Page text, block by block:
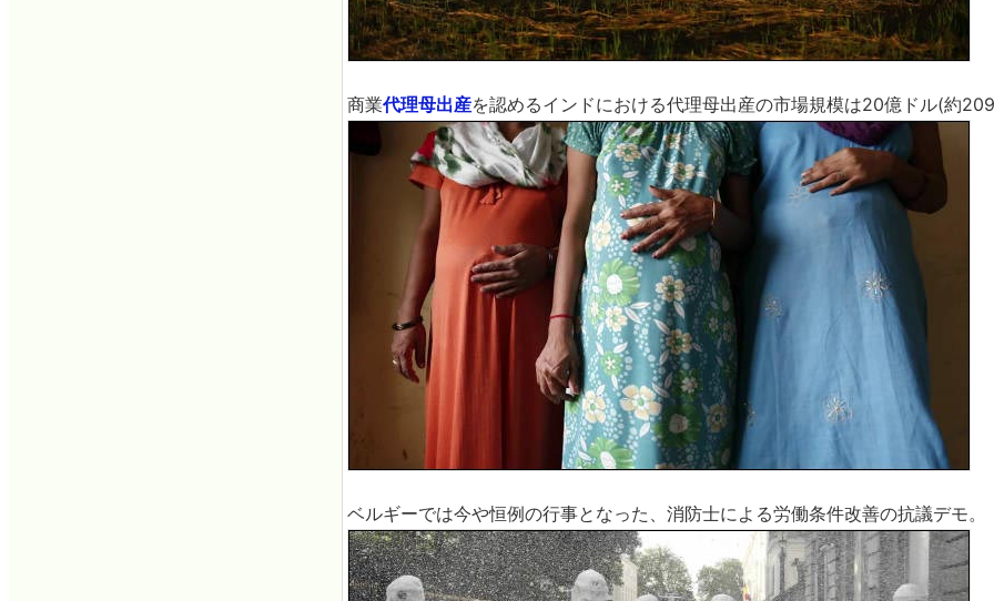
商業代理母出産を認めるインドにおける代理母出産の市場規模は20億ドル(約
ベルギーでは今や恒例の行事となった、消防士による労働条件改善の抗議デモ。